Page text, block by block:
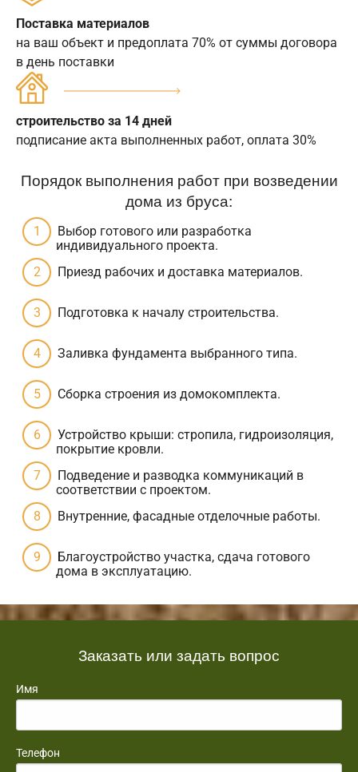
Поставка материалов
на ваш объект и предоплата 70% от суммы договора
в день поставки
строительство за 14 дней
подписание акта выполненных работ, оплата 30%
Порядок выполнения работ при возведении
дома из бруса:
Выбор готового или разработка
индивидуального проекта.
Приезд рабочих и доставка материалов.
Подготовка к началу строительства.
Заливка фундамента выбранного типа.
Сборка строения из домокомплекта.
Устройство крыши: стропила, гидроизоляция,
покрытие кровли.
Подведение и разводка коммуникаций в
соответствии с проектом.
Внутренние, фасадные отделочные работы.
Благоустройство участка, сдача готового
дома в эксплуатацию.
Заказать или задать вопрос
Имя
Телефон